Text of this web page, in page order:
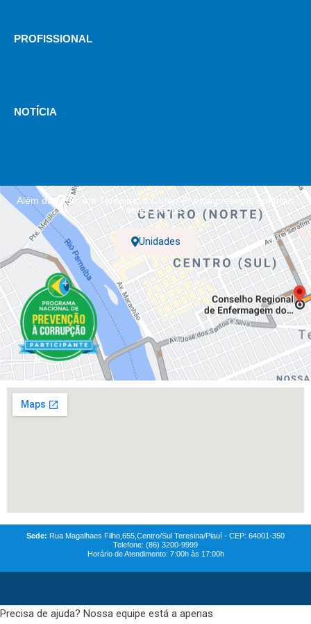
PROFISSIONAL
NOTÍCIA
Além da sede, em Teresina, o Coren-PI está presente em mais
sete cidades.
Unidades
Sede: Rua Magalhaes Filho,655,Centro/Sul Teresina/Piauí - CEP: 64001-350
Telefone: (86) 3200-9999
Horário de Atendimento: 7:00h às 17:00h
Precisa de ajuda? Nossa equipe está a apenas